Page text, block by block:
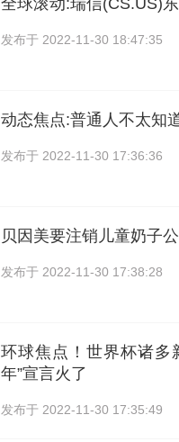
全球滚动:瑞信(CS.US)
发布于 2022-11-30 18:47:35
动态焦点:普通人不太知
发布于 2022-11-30 17:36:36
贝因美要注销儿童奶子
发布于 2022-11-30 17:38:28
环球焦点！世界杯诸多
年”宣言火了
发布于 2022-11-30 17:35:49